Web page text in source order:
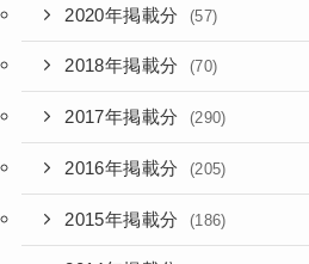
2020年掲載分 (57)
2018年掲載分 (70)
2017年掲載分 (290)
2016年掲載分 (205)
2015年掲載分 (186)